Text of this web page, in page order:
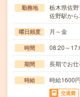
勤務地
栃木県佐
佐野駅か
曜日頻度 月～金
時間 08:20～
期間 長期でお
時給 時給1600円
交通費